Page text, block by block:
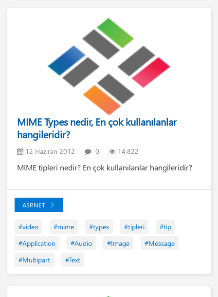
MIME Types nedir, En çok kullanılanlar
hangileridir?
12 Haziran 2012 0 14.822
MIME tipleri nedir? En çok kullanılanlar hangileridir?
ASP.NET
#video #mime #types #tipleri
#tip
#Application
#Audio #Image
#Message
#Multipart
#Text